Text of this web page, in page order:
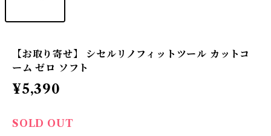
【お取り寄せ】 シセルリノフィットツール カットコ
ーム ゼロ ソフト
¥5,390
SOLD OUT